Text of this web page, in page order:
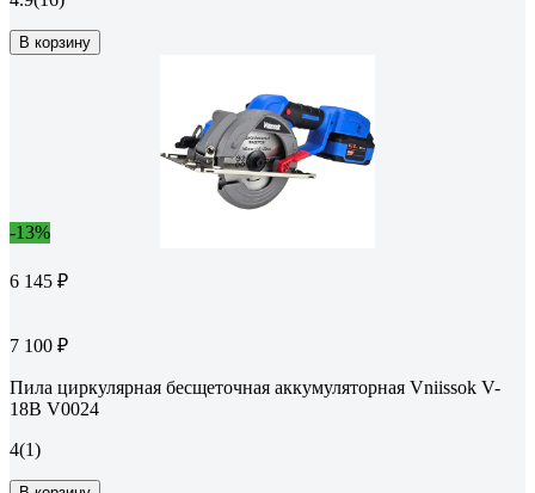
В корзину
-13%
6 145 ₽
7 100 ₽
Пила циркулярная бесщеточная аккумуляторная Vniissok V-
18B V0024
4(1)